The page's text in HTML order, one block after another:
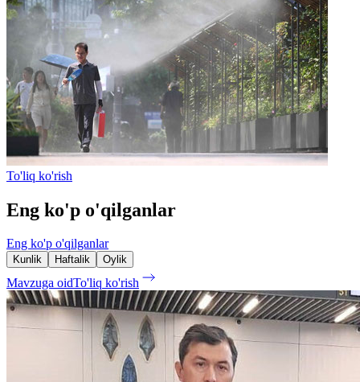
To'liq ko'rish
Eng ko'p o'qilganlar
Eng ko'p o'qilganlar
Kunlik Haftalik Oylik
Mavzuga oidTo'liq ko'rish